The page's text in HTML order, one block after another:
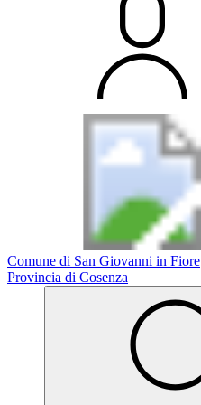
Comune di San Giovanni in Fiore
Provincia di Cosenza